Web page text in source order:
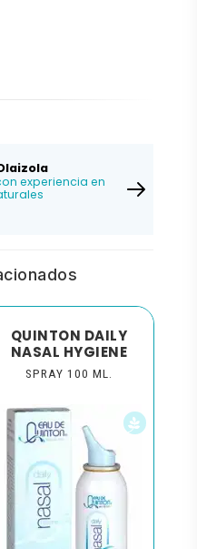
experiencia en
QUINTON DAILY
NASAL HYGIENE
SPRAY 100 ML.